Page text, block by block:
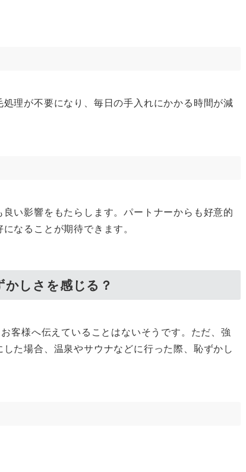
理が不要になり、毎日の手入れにかかる時間が減
い影響をもたらします。パートナーからも好意的
なることが期待できます。
しさを感じる？
客様へ伝えていることはないそうです。ただ、強
た場合、温泉やサウナなどに行った際、恥ずかし